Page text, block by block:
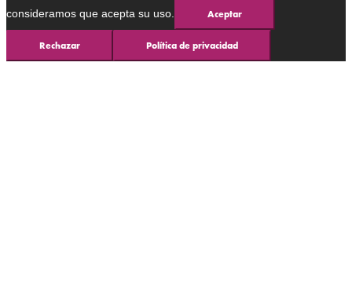
consideramos que acepta su uso.
Aceptar
Rechazar Política de privacidad